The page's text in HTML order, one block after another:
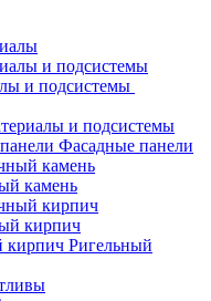
и подсистемы
и подсистемы
Фасадные панели
камень
кирпич
Ригельный